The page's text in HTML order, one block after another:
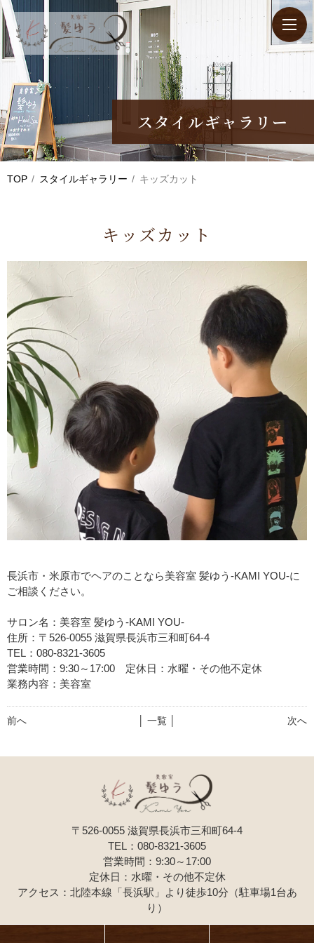
スタイルギャラリー
TOP スタイルギャラリー キッズカット
キッズカット
長浜市・米原市でヘアのことなら美容室 髪ゆう-KAMI YOU-に
ご相談ください。
サロン名：美容室 髪ゆう-KAMI YOU-
住所：〒526-0055 滋賀県長浜市三和町64-4
TEL：080-8321-3605
営業時間：9:30～17:00 定休日：水曜・その他不定休
業務内容：美容室
前へ 次へ
│ 一覧 │
〒526-0055 滋賀県長浜市三和町64-4
TEL：080-8321-3605
営業時間：9:30～17:00
定休日：水曜・その他不定休
アクセス：北陸本線「長浜駅」より徒歩10分（駐車場1台あ
り）